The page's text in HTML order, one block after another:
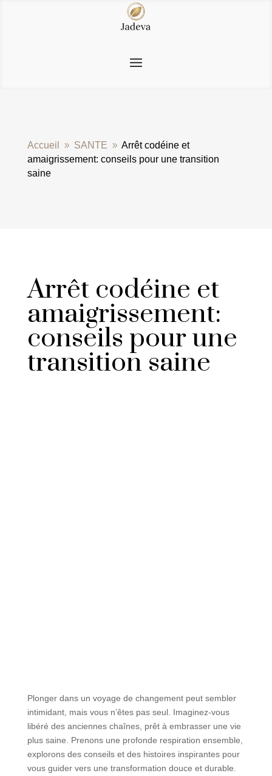
Accueil 9 SANTE 9 Arrêt codéine et
amaigrissement: conseils pour une transition
saine
Arrêt codéine et
amaigrissement:
conseils pour une
transition saine
Plonger dans un voyage de changement peut sembler
intimidant, mais vous n’êtes pas seul. Imaginez-vous
libéré des anciennes chaînes, prêt à embrasser une vie
plus saine. Prenons une profonde respiration ensemble,
explorons des conseils et des histoires inspirantes pour
vous guider vers une transformation douce et durable.